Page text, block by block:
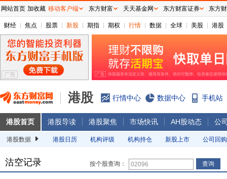
财经 焦点 股票 新股 期指 期权 行情 数据 全球 美股 港股
港股 行情中心 数据中心 手机站
港股首页 港股导读 港股聚焦 市场快讯 AH股动态 公
港股数据 港股日历 机构评级 机构持仓 新股上市 公司回购
沽空记录 按个股查询：
网站首页 加收藏 移动客户端 东方财富 天天基金网 东方财富证券 东方